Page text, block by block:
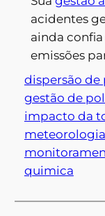
acidentes
ainda confia
emissões
dispersão
gestão de
impacto da
quimica